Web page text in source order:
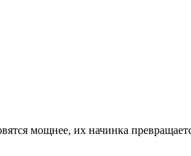
мощнее, их начинка